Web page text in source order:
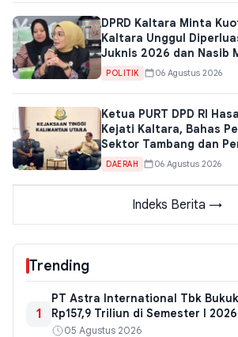
DPRD Kaltara Minta
Kaltara Unggul
Juknis 2026 dan Nasib
Unmul
POLITIK 06 Agustus 2026
Ketua PURT DPD RI
Kejati Kaltara, Bahas
Sektor Tambang dan
DAERAH 06 Agustus 2026
Indeks Berita →
Trending
1
PT Astra International Tbk
Rp157,9 Triliun di Semester I 2026
05 Agustus 2026